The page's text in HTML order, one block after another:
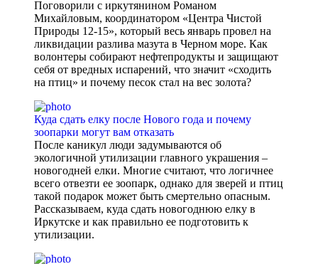
Поговорили с иркутянином Романом
Михайловым, координатором «Центра Чистой
Природы 12-15», который весь январь провел на
ликвидации разлива мазута в Черном море. Как
волонтеры собирают нефтепродукты и защищают
себя от вредных испарений, что значит «сходить
на птиц» и почему песок стал на вес золота?
Куда сдать елку после Нового года и почему
зоопарки могут вам отказать
После каникул люди задумываются об
экологичной утилизации главного украшения –
новогодней елки. Многие считают, что логичнее
всего отвезти ее зоопарк, однако для зверей и птиц
такой подарок может быть смертельно опасным.
Рассказываем, куда сдать новогоднюю елку в
Иркутске и как правильно ее подготовить к
утилизации.